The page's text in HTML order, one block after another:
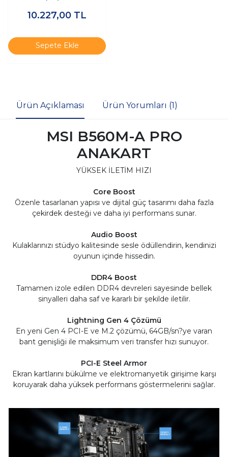
Anakart
10.227,00 TL
Sepete Ekle
Ürün Açıklaması Ürün Yorumları (1)
MSI B560M-A PRO
ANAKART
YÜKSEK İLETİM HIZI
Core Boost
Özenle tasarlanan yapısı ve dijital güç tasarımı daha fazla
çekirdek desteği ve daha iyi performans sunar.
Audio Boost
Kulaklarınızı stüdyo kalitesinde sesle ödüllendirin, kendinizi
oyunun içinde hissedin.
DDR4 Boost
Tamamen izole edilen DDR4 devreleri sayesinde bellek
sinyalleri daha saf ve kararlı bir şekilde iletilir.
Lightning Gen 4 Çözümü
En yeni Gen 4 PCI-E ve M.2 çözümü, 64GB/sn?ye varan
bant genişliği ile maksimum veri transfer hızı sunuyor.
PCI-E Steel Armor
Ekran kartlarını bükülme ve elektromanyetik girişime karşı
koruyarak daha yüksek performans göstermelerini sağlar.